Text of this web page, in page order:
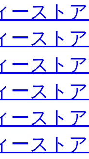
ースト
ースト
ースト
ースト
ースト
ースト